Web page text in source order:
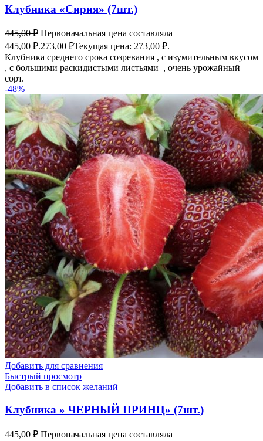
Клубника «Сирия» (7шт.)
445,00₽ Первоначальная цена составляла
445,00 ₽.273,00 ₽Текущая цена: 273,00 ₽.
Клубника среднего срока созревания , с изумительным вкусом
, с большими раскидистыми листьями , очень урожайный
сорт.
-48%
Добавить для сравнения
Быстрый просмотр
Добавить в список желаний
Клубника » ЧЕРНЫЙ ПРИНЦ» (7шт.)
445,00₽ Первоначальная цена составляла